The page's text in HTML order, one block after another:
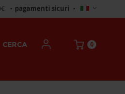
• pagamenti sicuri •
Seleziona
negozio
CERCA 0